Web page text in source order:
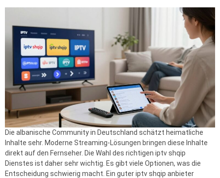
Die albanische Community in Deutschland schätzt heimatliche
Inhalte sehr. Moderne Streaming-Lösungen bringen diese Inhalte
direkt auf den Fernseher. Die Wahl des richtigen iptv shqip
Dienstes ist daher sehr wichtig. Es gibt viele Optionen, was die
Entscheidung schwierig macht. Ein guter iptv shqip anbieter